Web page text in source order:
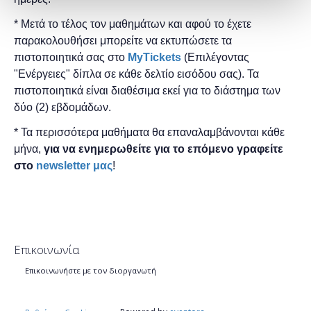
* Μετά το τέλος τον μαθημάτων και αφού το έχετε
παρακολουθήσει μπορείτε να εκτυπώσετε τα
πιστοποιητικά ​σας στο MyTickets (Επιλέγοντας
"Ενέργειες" δίπλα σε κάθε δελτίο εισόδου σας). Τα
πιστοποιητικά είναι διαθέσιμα εκεί για το διάστημα των
δύο (2) εβδομάδων.
* Τα περισσότερα μαθήματα θα επαναλαμβάνονται κάθε
μήνα, για να ενημερωθείτε για το επόμενο γραφείτε
στο newsletter μας!
Επικοινωνία
Επικοινωνήστε με τον διοργανωτή